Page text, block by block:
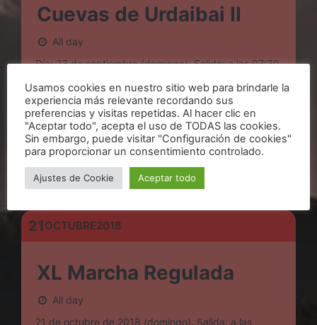
Cuevas de Urdaibai II
All day
Día: 23 de septiembre (domingo). Salida: a las 07:30
Gernika-Lumo. A la vuelta, Habrá opción de coger el
autobus en el […]
7€
FIND OUT MORE
21OCTUBRE2018
XL Marcha Regulada
All day
21 de octubre de 2018 (domingo). Salida: a las
Usamos cookies en nuestro sitio web para brindarle la
experiencia más relevante recordando sus
preferencias y visitas repetidas. Al hacer clic en
"Aceptar todo", acepta el uso de TODAS las cookies.
Sin embargo, puede visitar "Configuración de cookies"
para proporcionar un consentimiento controlado.
Ajustes de Cookie Aceptar todo